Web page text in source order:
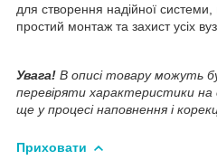
для створення надійної системи,
простий монтаж та захист усіх
Увага! В описі товару можуть
перевіряти характеристики
ще у процесі наповнення і
Приховати